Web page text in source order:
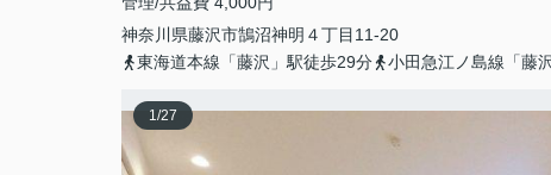
神奈川県藤沢市鵠沼神明 ４丁目11-20
東海道本線「藤沢」駅徒歩29分
小田急江ノ島線「藤
1/27